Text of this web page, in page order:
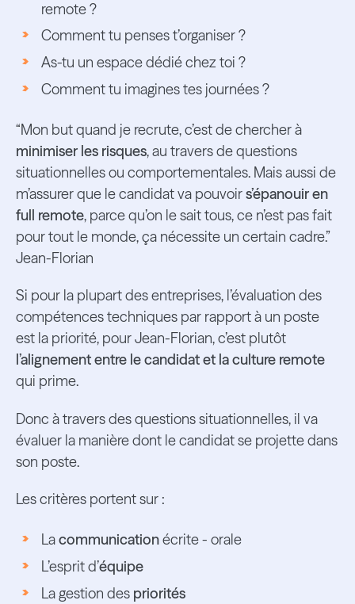
remote ?
Comment tu penses t’organiser ?
As-tu un espace dédié chez toi ?
Comment tu imagines tes journées ?
“Mon but quand je recrute, c’est de chercher à
minimiser les risques, au travers de questions
situationnelles ou comportementales. Mais aussi de
m’assurer que le candidat va pouvoirs’épanouir en
full remote, parce qu’on le sait tous, ce n’est pas fait
pour tout le monde, ça nécessite un certain cadre.”
Jean-Florian
Si pour la plupart des entreprises, l’évaluation des
compétences techniques par rapport à un poste
est la priorité, pour Jean-Florian, c’est plutôt
l’alignement entre le candidat et la culture remote
qui prime.
Donc à travers des questions situationnelles, il va
évaluer la manière dont le candidat se projette dans
son poste.
Les critères portent sur :
Lacommunicationécrite - orale
L’esprit d’équipe
La gestion des priorités